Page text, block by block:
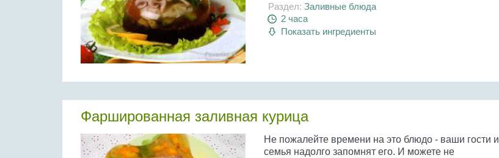
Раздел: Заливные блюда
2 часа
Показать ингредиенты
Фаршированная заливная курица
Не пожалейте времени на это блюдо - ваши гости и
семья надолго запомнят его. И можете не